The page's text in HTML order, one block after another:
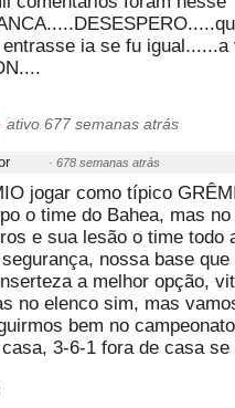
ia se fu
ativo 677 semanas atrás
· 678 semanas atrás
jogar como típico
o time do Bahea, mas
e sua lesão o time todo
nossa base
a melhor opção,
no elenco sim, mas
bem no
3-6-1 fora de casa